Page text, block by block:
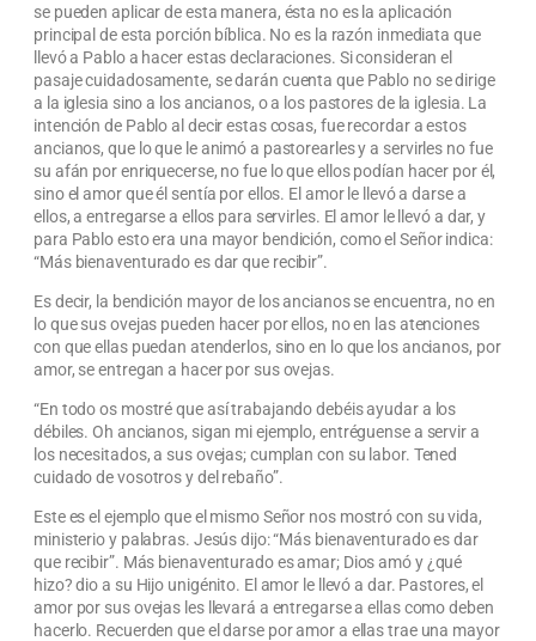
se pueden aplicar de esta manera, ésta no es la aplicación
principal de esta porción bíblica. No es la razón inmediata que
llevó a Pablo a hacer estas declaraciones. Si consideran el
pasaje cuidadosamente, se darán cuenta que Pablo no se dirige
a la iglesia sino a los ancianos, o a los pastores de la iglesia. La
intención de Pablo al decir estas cosas, fue recordar a estos
ancianos, que lo que le animó a pastorearles y a servirles no fue
su afán por enriquecerse, no fue lo que ellos podían hacer por él,
sino el amor que él sentía por ellos. El amor le llevó a darse a
ellos, a entregarse a ellos para servirles. El amor le llevó a dar, y
para Pablo esto era una mayor bendición, como el Señor indica:
“Más bienaventurado es dar que recibir”.
Es decir, la bendición mayor de los ancianos se encuentra, no en
lo que sus ovejas pueden hacer por ellos, no en las atenciones
con que ellas puedan atenderlos, sino en lo que los ancianos, por
amor, se entregan a hacer por sus ovejas.
“En todo os mostré que así trabajando debéis ayudar a los
débiles. Oh ancianos, sigan mi ejemplo, entréguense a servir a
los necesitados, a sus ovejas; cumplan con su labor. Tened
cuidado de vosotros y del rebaño”.
Este es el ejemplo que el mismo Señor nos mostró con su vida,
ministerio y palabras. Jesús dijo: “Más bienaventurado es dar
que recibir”. Más bienaventurado es amar; Dios amó y ¿qué
hizo? dio a su Hijo unigénito. El amor le llevó a dar. Pastores, el
amor por sus ovejas les llevará a entregarse a ellas como deben
hacerlo. Recuerden que el darse por amor a ellas trae una mayor